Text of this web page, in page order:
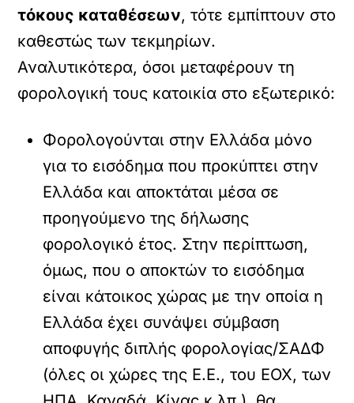
τόκους καταθέσεων, τότε εμπίπτουν στο
καθεστώς των τεκμηρίων.
Αναλυτικότερα, όσοι μεταφέρουν τη
φορολογική τους κατοικία στο εξωτερικό:
Φορολογούνται στην Ελλάδα μόνο
για το εισόδημα που προκύπτει στην
Ελλάδα και αποκτάται μέσα σε
προηγούμενο της δήλωσης
φορολογικό έτος. Στην περίπτωση,
όμως, που ο αποκτών το εισόδημα
είναι κάτοικος χώρας με την οποία η
Ελλάδα έχει συνάψει σύμβαση
αποφυγής διπλής φορολογίας/ΣΑΔΦ
(όλες οι χώρες της Ε.Ε., του ΕΟΧ, των